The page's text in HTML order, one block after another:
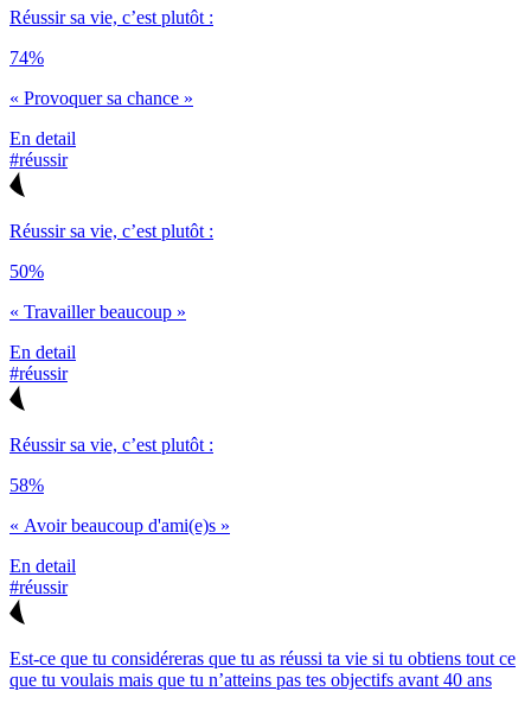
Réussir sa vie, c’est plutôt :
74%
« Provoquer sa chance »
En detail
#réussir
Réussir sa vie, c’est plutôt :
50%
« Travailler beaucoup »
En detail
#réussir
Réussir sa vie, c’est plutôt :
58%
« Avoir beaucoup d'ami(e)s »
En detail
#réussir
Est-ce que tu considéreras que tu as réussi ta vie si tu obtiens tout ce
que tu voulais mais que tu n’atteins pas tes objectifs avant 40 ans